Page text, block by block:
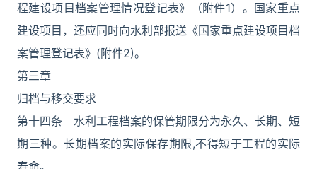
程建设项目档案管理情况登记表》（附件1）。国家重点
建设项目，还应同时向水利部报送《国家重点建设项目档
案管理登记表》(附件2)。
第三章
归档与移交要求
第十四条 水利工程档案的保管期限分为永久、长期、短
期三种。长期档案的实际保存期限,不得短于工程的实际
寿命。